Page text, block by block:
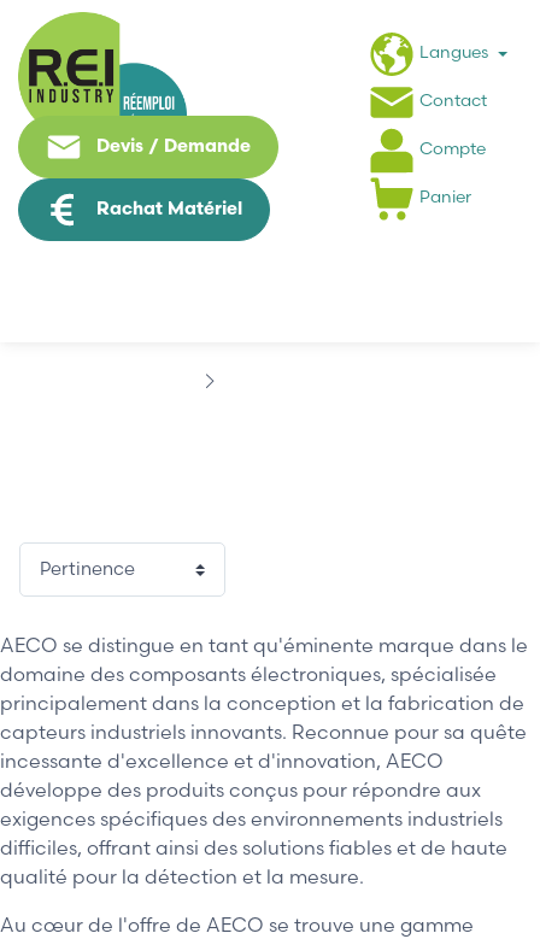
Devis / Demande
Rachat Matériel
Langues
Contact
Compte
Panier
AECO se distingue en tant qu'éminente marque dans le
domaine des composants électroniques, spécialisée
principalement dans la conception et la fabrication de
capteurs industriels innovants. Reconnue pour sa quête
incessante d'excellence et d'innovation, AECO
développe des produits conçus pour répondre aux
exigences spécifiques des environnements industriels
difficiles, offrant ainsi des solutions fiables et de haute
qualité pour la détection et la mesure.
Au cœur de l'offre de AECO se trouve une gamme